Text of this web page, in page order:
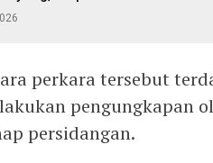
perkara tersebut
pengungkapan
persidangan.